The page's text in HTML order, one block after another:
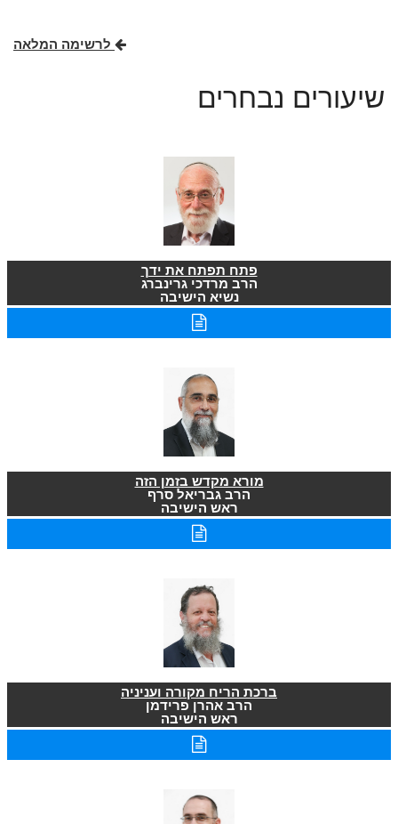
לרשימה המלאה
שיעורים נבחרים
פתח תפתח את ידך
הרב מרדכי גרינברג
נשיא הישיבה
מורא מקדש בזמן הזה
הרב גבריאל סרף
ראש הישיבה
ברכת הריח מקורה ועניניה
הרב אהרן פרידמן
ראש הישיבה